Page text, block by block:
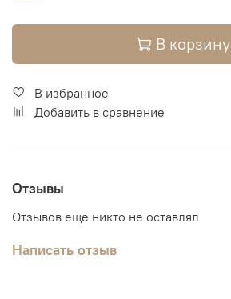
В корзину
В избранное
Добавить в сравнение
Отзывы
Отзывов еще никто не оставлял
Написать отзыв